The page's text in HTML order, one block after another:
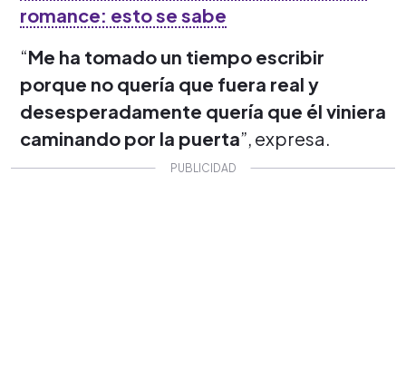
romance: esto se sabe
“Me ha tomado un tiempo escribir
porque no quería que fuera real y
desesperadamente quería que él viniera
caminando por la puerta”, expresa.